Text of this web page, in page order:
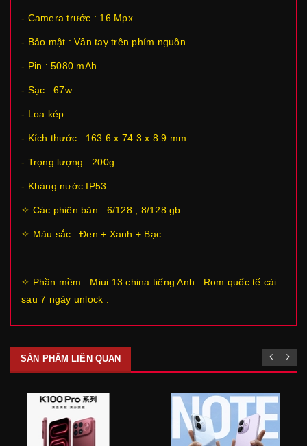
- Camera trước : 16 Mpx
- Bảo mật : Vân tay trên phím nguồn
- Pin : 5080 mAh
- Sạc : 67w
- Loa kép
- Kích thước : 163.6 x 74.3 x 8.9 mm
- Trọng lượng : 200g
- Kháng nước IP53
✧ Các phiên bản : 6/128 , 8/128 gb
✧ Màu sắc : Đen + Xanh + Bạc
✧ Phần mềm : Miui 13 china tiếng Anh . Rom quốc tế cài
sau 7 ngày unlock .
SẢN PHẨM LIÊN QUAN